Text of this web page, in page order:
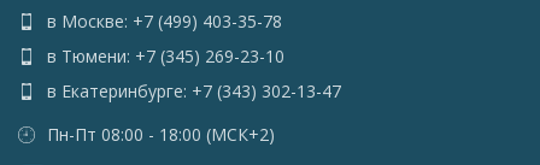
в Москве: +7 (499) 403-35-78
в Тюмени: +7 (345) 269-23-10
в Екатеринбурге: +7 (343) 302-13-47
Пн-Пт 08:00 - 18:00 (МСК+2)